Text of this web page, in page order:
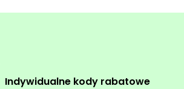
Indywidualne kody rabatowe